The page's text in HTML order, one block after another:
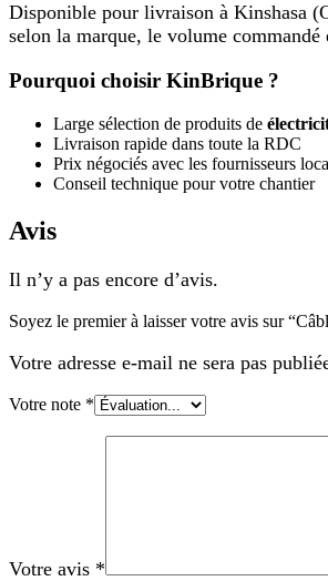
Disponible pour livraison à Kinshasa
selon la marque, le volume
Pourquoi choisir KinBrique ?
Large sélection de produits de
Livraison rapide dans toute la RDC
Prix négociés avec les fournisseurs
Conseil technique pour votre chantier
Avis
Il n’y a pas encore d’avis.
Soyez le premier à laisser votre avis sur
Votre adresse e-mail ne sera pas
Votre note *
Votre avis *